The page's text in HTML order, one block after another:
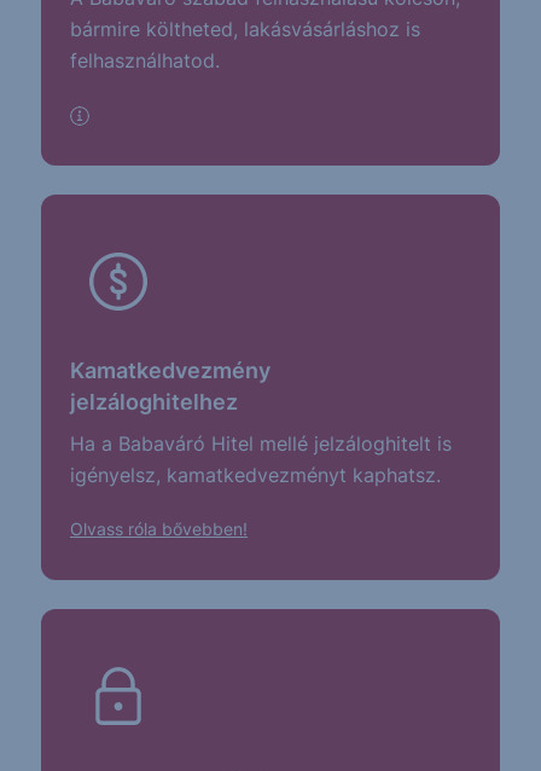
bármire költheted, lakásvásárláshoz is
felhasználhatod.
Kamatkedvezmény
jelzáloghitelhez
Ha a Babaváró Hitel mellé jelzáloghitelt is
igényelsz, kamatkedvezményt kaphatsz.
Olvass róla bővebben!